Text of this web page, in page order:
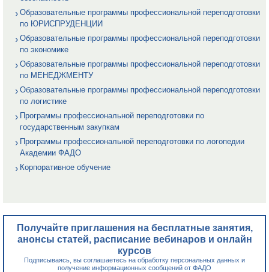
Образовательные программы профессиональной переподготовки
по ЮРИСПРУДЕНЦИИ
Образовательные программы профессиональной переподготовки
по экономике
Образовательные программы профессиональной переподготовки
по МЕНЕДЖМЕНТУ
Образовательные программы профессиональной переподготовки
по логистике
Программы профессиональной переподготовки по
государственным закупкам
Программы профессиональной переподготовки по логопедии
Академии ФАДО
Корпоративное обучение
Получайте приглашения на бесплатные занятия,
анонсы статей, расписание вебинаров и онлайн
курсов
Подписываясь, вы соглашаетесь на обработку персональных данных и
получение информационных сообщений от ФАДО